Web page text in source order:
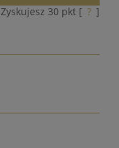
Zyskujesz 30 pkt [ ? ]